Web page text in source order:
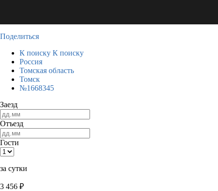
Поделиться
К поиску К поиску
Россия
Томская область
Томск
№1668345
Заезд
Отъезд
Гости
за сутки
3 456 ₽